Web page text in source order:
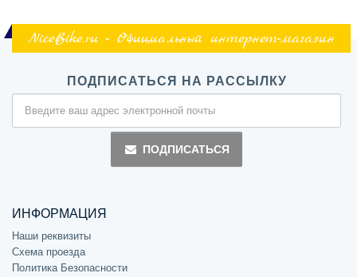
NiceBike.ru - Официальный интернет-магазин
ПОДПИСАТЬСЯ НА РАССЫЛКУ
ПОДПИСАТЬСЯ
ИНФОРМАЦИЯ
Наши реквизиты
Схема проезда
Политика Безопасности